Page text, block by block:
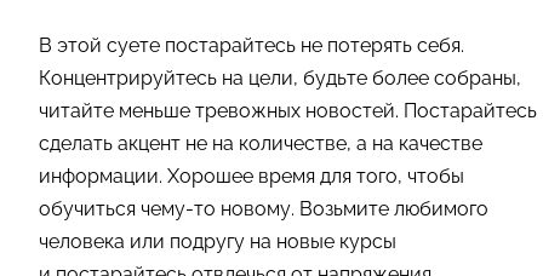
В этой суете постарайтесь не потерять себя.
Концентрируйтесь на цели, будьте более собраны,
читайте меньше тревожных новостей. Постарайтесь
сделать акцент не на количестве, а на качестве
информации. Хорошее время для того, чтобы
обучиться чему-то новому. Возьмите любимого
человека или подругу на новые курсы